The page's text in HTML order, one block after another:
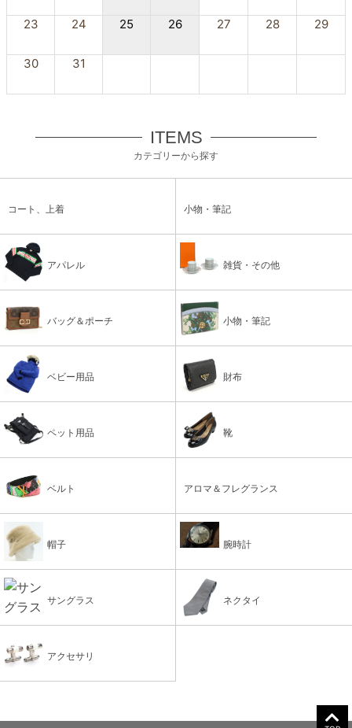
23 24 25 26 27 28 29
30 31
ITEMS
カテゴリーから探す
コート、上着 小物・筆記
アパレル 雑貨・その他
バッグ＆ポーチ 小物・筆記
ベビー用品 財布
ペット用品 靴
ベルト アロマ＆フレグランス
帽子 腕時計
サングラス ネクタイ
アクセサリ